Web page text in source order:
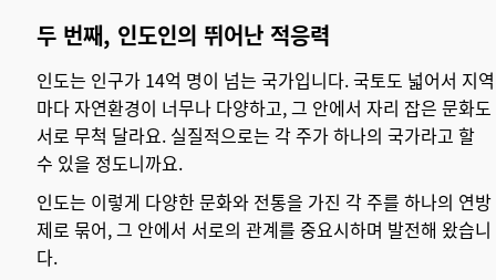
두 번째, 인도인의 뛰어난 적응력
인도는 인구가 14억 명이 넘는 국가입니다. 국토도 넓어서 지역
마다 자연환경이 너무나 다양하고, 그 안에서 자리 잡은 문화도
서로 무척 달라요. 실질적으로는 각 주가 하나의 국가라고 할
수 있을 정도니까요.
인도는 이렇게 다양한 문화와 전통을 가진 각 주를 하나의 연방
제로 묶어, 그 안에서 서로의 관계를 중요시하며 발전해 왔습니
다.